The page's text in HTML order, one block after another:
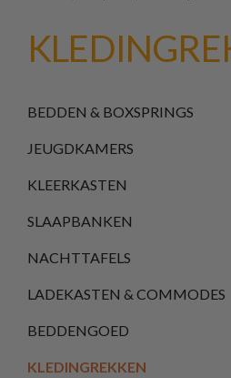
BEDDEN & BOXSPRINGS
JEUGDKAMERS
KLEERKASTEN
SLAAPBANKEN
NACHTTAFELS
LADEKASTEN & COMMODES
BEDDENGOED
KLEDINGREKKEN